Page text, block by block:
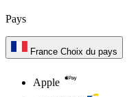
Pays
France Choix du pays
Apple